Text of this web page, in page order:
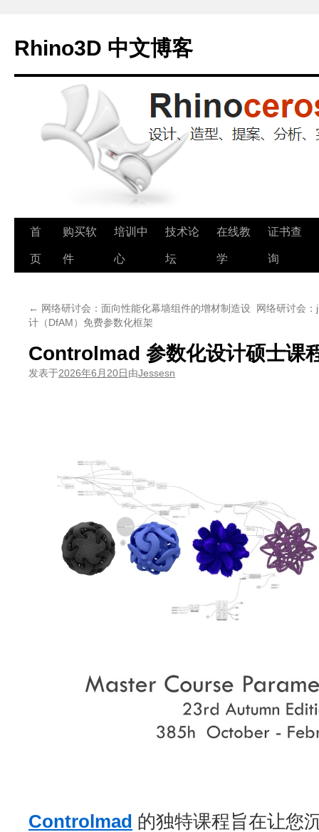
Rhino3D 中文博客
跳
至
首
页
购买软
件
培训中
心
技术论
坛
在线教
学
证书查
询
← 网络研讨会：面向性能化幕墙组件的增材制造设
计（DfAM）免费参数化框架
网络研讨会
Controlmad 参数化设计硕士课
发表于2026年6月20日由Jessesn
Controlmad 的独特课程旨在让您